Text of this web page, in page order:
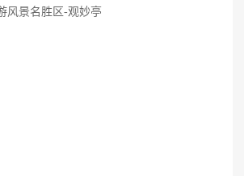
风景名胜区-观妙亭